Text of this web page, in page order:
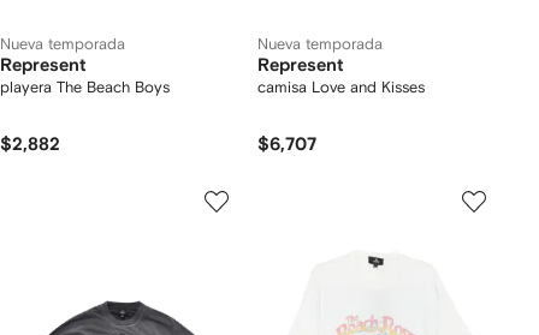
Nueva temporada
Represent
playera The Beach Boys
$2,882
Nueva temporada
Represent
camisa Love and Kisses
$6,707